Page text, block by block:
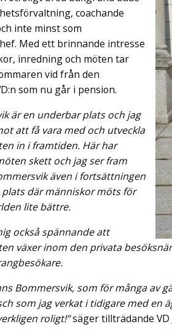
coachande
inte minst som
Med ett brinnande intresse
inredning och möten tar
vid från den
som nu går i pension.
är en underbar plats och jag
att få vara med och utveckla
in i framtiden. Här har
skett och jag ser fram
även i fortsättningen
plats där människor möts för
lite bättre.
också spännande att
växer inom den privata
Bommersvik, som för många av
som jag verkat i tidigare med en
roligt!”säger tillträdande VD